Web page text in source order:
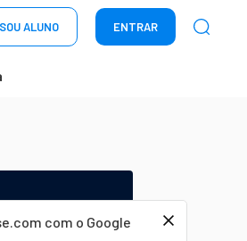
SOU ALUNO ENTRAR
com o Google